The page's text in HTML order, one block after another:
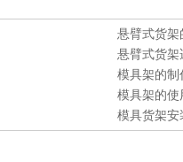
悬臂式货架
悬臂式货架
模具架的制
模具架的使
模具货架安